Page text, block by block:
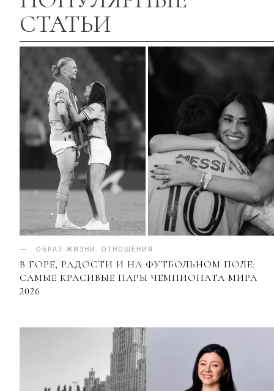
СТАТЬИ
ОБРАЗ ЖИЗНИ ОТНОШЕНИЯ
В ГОРЕ, РАДОСТИ И НА ФУТБОЛЬНОМ ПОЛЕ:
САМЫЕ КРАСИВЫЕ ПАРЫ ЧЕМПИОНАТА МИРА
2026